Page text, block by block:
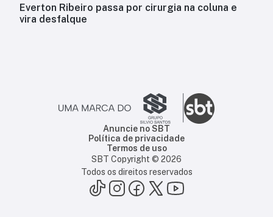
Everton Ribeiro passa por cirurgia na coluna e
vira desfalque
Anuncie no SBT
Política de privacidade
Termos de uso
SBT Copyright © 2026
Todos os direitos reservados